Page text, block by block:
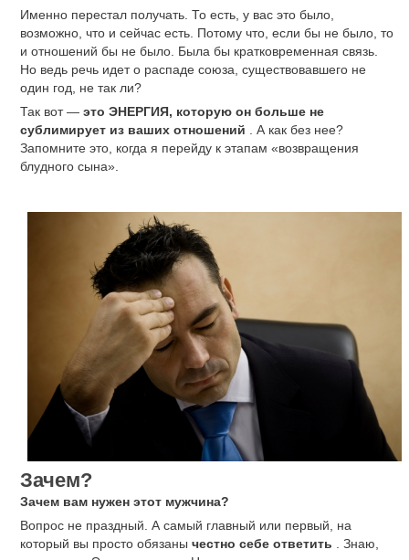
Именно перестал получать. То есть, у вас это было,
возможно, что и сейчас есть. Потому что, если бы не было, то
и отношений бы не было. Была бы кратковременная связь.
Но ведь речь идет о распаде союза, существовавшего не
один год, не так ли?
Так вот — это ЭНЕРГИЯ, которую он больше не
сублимирует из ваших отношений
. А как без нее?
Запомните это, когда я перейду к этапам «возвращения
блудного сына».
Зачем?
Зачем вам нужен этот мужчина?
Вопрос не праздный. А самый главный или первый, на
который вы просто обязаны честно себе ответить
. Знаю,